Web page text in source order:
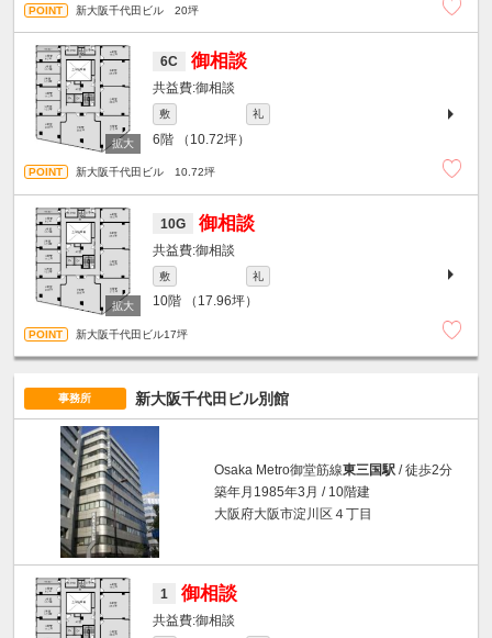
新大阪千代田ビル 20坪
6C 御相談
御相談
敷 礼
6階 （10.72坪）
新大阪千代田ビル 10.72坪
10G 御相談
御相談
敷 礼
10階 （17.96坪）
新大阪千代田ビル17坪
事務所 新大阪千代田ビル別館
Osaka Metro御堂筋線東三国駅 / 徒歩2分
築年月1985年3月 / 10階建
大阪府大阪市淀川区４丁目
1 御相談
御相談